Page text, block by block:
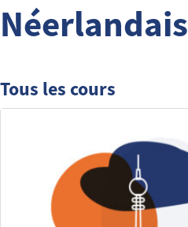
Néerlandais
Tous les cours